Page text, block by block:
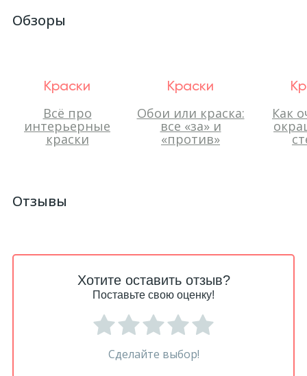
Обзоры
Краски
Всё про
интерьерные
краски
Краски
Обои или краска:
все «за» и
«против»
Как
Отзывы
Хотите оставить отзыв?
Поставьте свою оценку!
Сделайте выбор!